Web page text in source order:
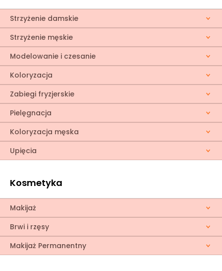
Strzyżenie damskie
Strzyżenie męskie
Modelowanie i czesanie
Koloryzacja
Zabiegi fryzjerskie
Pielęgnacja
Koloryzacja męska
Upięcia
Kosmetyka
Makijaż
Brwi i rzęsy
Makijaż Permanentny